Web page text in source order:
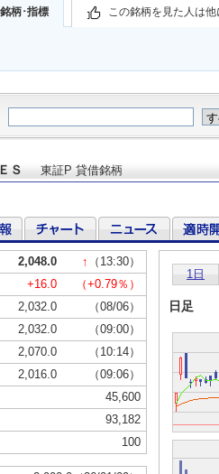
柄･指標 この銘柄を見た人は